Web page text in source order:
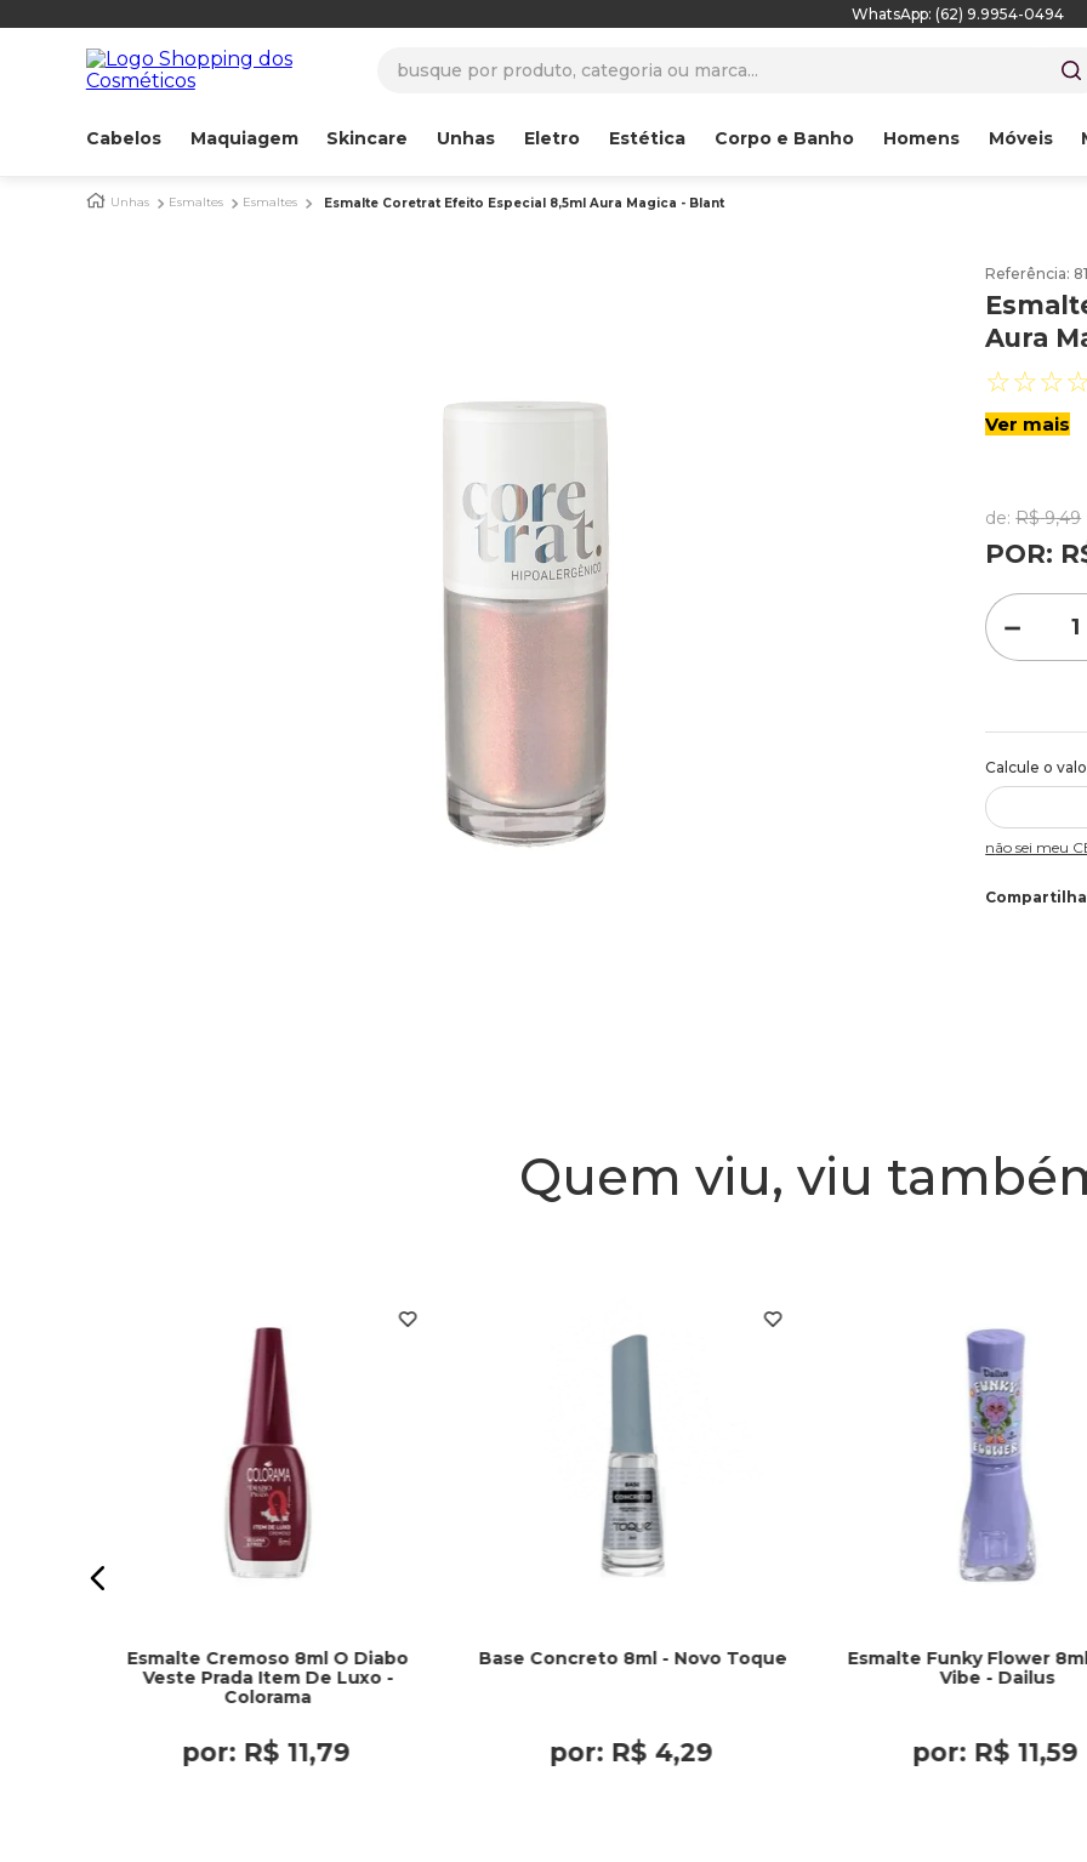
WhatsApp: (62) 9.9954-0494
Cabelos Maquiagem Skincare Unhas Eletro Estética Corpo e Banho Homens Móveis
Unhas Esmaltes Esmaltes Esmalte Coretrat Efeito Especial 8,5ml Aura Magica - Blant
Referência:
Aura
☆☆☆
Ver mais
de:R$ 9,49
POR:
－
Não sei meu
Quem viu, viu
Esmalte Cremoso 8ml O Diabo
Veste Prada Item De Luxo -
Colorama
por: R$ 11,79
Base Concreto 8ml - Novo Toque
por: R$ 4,29
Esmalte Funky Flower
Vibe - Dailus
por: R$ 11,59